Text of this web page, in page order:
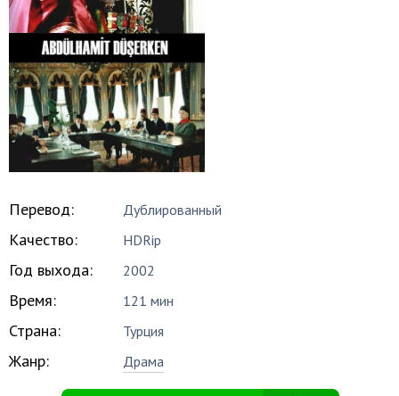
Перевод: Дублированный
Качество: HDRip
Год выхода: 2002
Время: 121 мин
Страна: Турция
Жанр: Драма